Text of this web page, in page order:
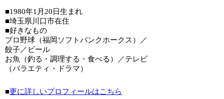
■1980年1月20日生まれ
■埼玉県川口市在住
■好きなもの
プロ野球（福岡ソフトバンクホークス）／
餃子／ビール
お魚（釣る・調理する・食べる）／テレビ
（バラエティ・ドラマ）
■更に詳しいプロフィールはこちら